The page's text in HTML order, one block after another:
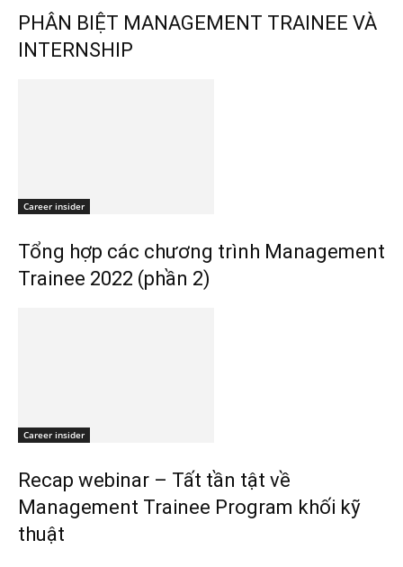
PHÂN BIỆT MANAGEMENT TRAINEE VÀ
INTERNSHIP
Career insider
Tổng hợp các chương trình Management
Trainee 2022 (phần 2)
Career insider
Recap webinar – Tất tần tật về
Management Trainee Program khối kỹ
thuật